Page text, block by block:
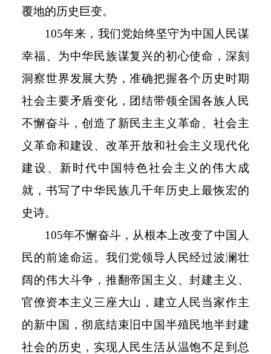
覆地的历史巨变。
105年来，我们党始终坚守为中国人民谋
幸福、为中华民族谋复兴的初心使命，深刻
洞察世界发展大势，准确把握各个历史时期
社会主要矛盾变化，团结带领全国各族人民
不懈奋斗，创造了新民主主义革命、社会主
义革命和建设、改革开放和社会主义现代化
建设、新时代中国特色社会主义的伟大成
就，书写了中华民族几千年历史上最恢宏的
史诗。
105年不懈奋斗，从根本上改变了中国人
民的前途命运。我们党领导人民经过波澜壮
阔的伟大斗争，推翻帝国主义、封建主义、
官僚资本主义三座大山，建立人民当家作主
的新中国，彻底结束旧中国半殖民地半封建
社会的历史，实现人民生活从温饱不足到总